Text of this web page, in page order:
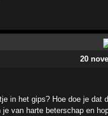
20
in het gips? Hoe doe je dat
je van harte beterschap en